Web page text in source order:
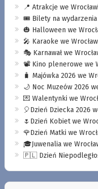
📍 Atrakcje we
🎟️ Bilety na wydarzenia
🎃 Halloween we
🎤 Karaoke we
🎭 Karnawał we
📽️ Kino plenerowe we
🧳 Majówka 2026 we
🌙 Noc Muzeów 2026
💌 Walentynki we
🎈Dzień Dziecka 2026
🌷Dzień Kobiet we
🌹Dzień Matki we
🎓Juwenalia we
🇵🇱 Dzień